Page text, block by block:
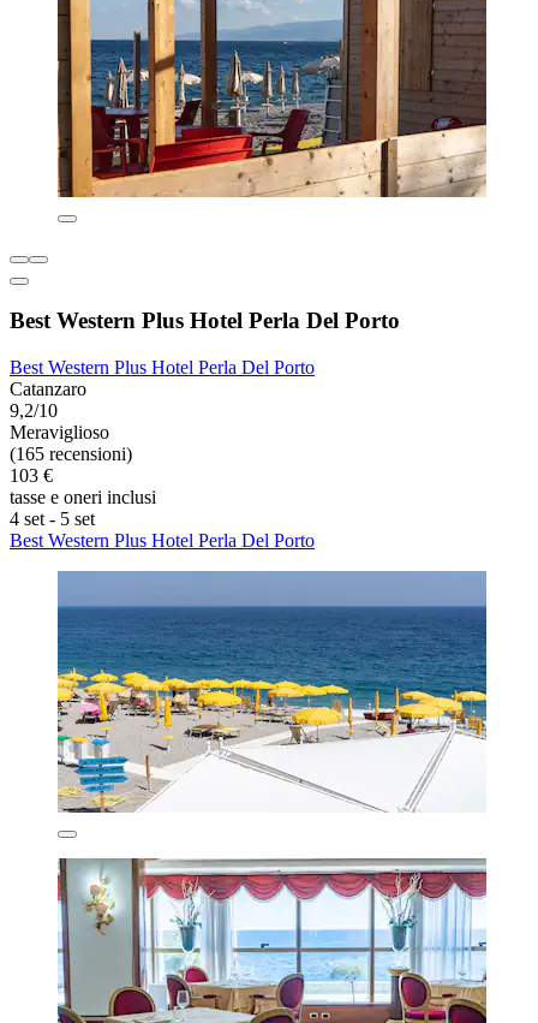
Best Western Plus Hotel Perla Del Porto
Best Western Plus Hotel Perla Del Porto
Catanzaro
9,2/10
Meraviglioso
(165 recensioni)
103 €
tasse e oneri inclusi
4 set - 5 set
Best Western Plus Hotel Perla Del Porto